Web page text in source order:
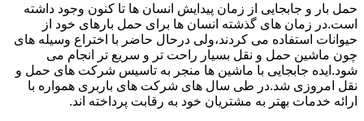
حمل بار و جابجایی از زمان پیدایش انسان ها تا کنون وجود داشته
است.در زمان های گذشته انسان ها برای حمل بارهای خود از
حیوانات استفاده می کردند،ولی درحال حاضر با اختراع وسیله های
چون ماشین حمل و نقل بسیار راحت تر و سریع تر انجام می
شود.ایده جابجایی با ماشین ها منجر به تاسیس شرکت های حمل و
نقل امروزی شد.در طی سال های شرکت های باربری همواره با
ارائه خدمات بهتر به مشتریان خود به رقابت پرداخته اند.